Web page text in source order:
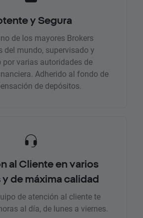
y Segura
de los mayores Brokers
del mundo, supervisado y
por varias autoridades de
Adherido al fondo de
de depósitos.
al Cliente en varios
de máxima calidad
de atención al cliente te
al día, de lunes a viernes.